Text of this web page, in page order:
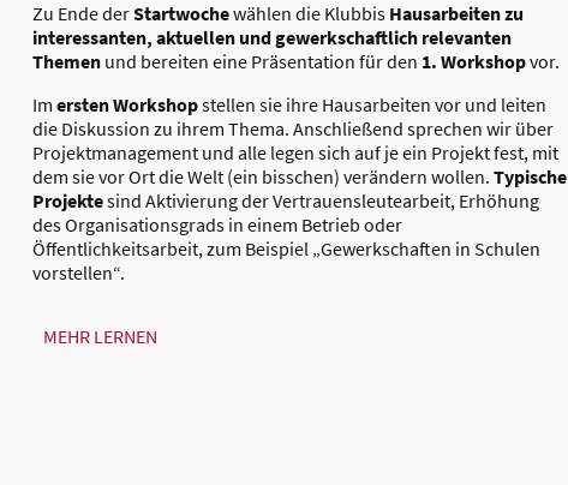
Zu Ende derStartwochewählen die Klubbis Hausarbeiten zu
interessanten, aktuellen und gewerkschaftlich relevanten
Themen und bereiten eine Präsentation für den 1. Workshopvor.
Im ersten Workshopstellen sie ihre Hausarbeiten vor und leiten
die Diskussion zu ihrem Thema. Anschließend sprechen wir über
Projektmanagement und alle legen sich auf je ein Projekt fest, mit
dem sie vor Ort die Welt (ein bisschen) verändern wollen. Typische
Projektesind Aktivierung der Vertrauensleutearbeit, Erhöhung
des Organisationsgrads in einem Betrieb oder
Öffentlichkeitsarbeit, zum Beispiel „Gewerkschaften in Schulen
vorstellen“.
MEHR LERNEN